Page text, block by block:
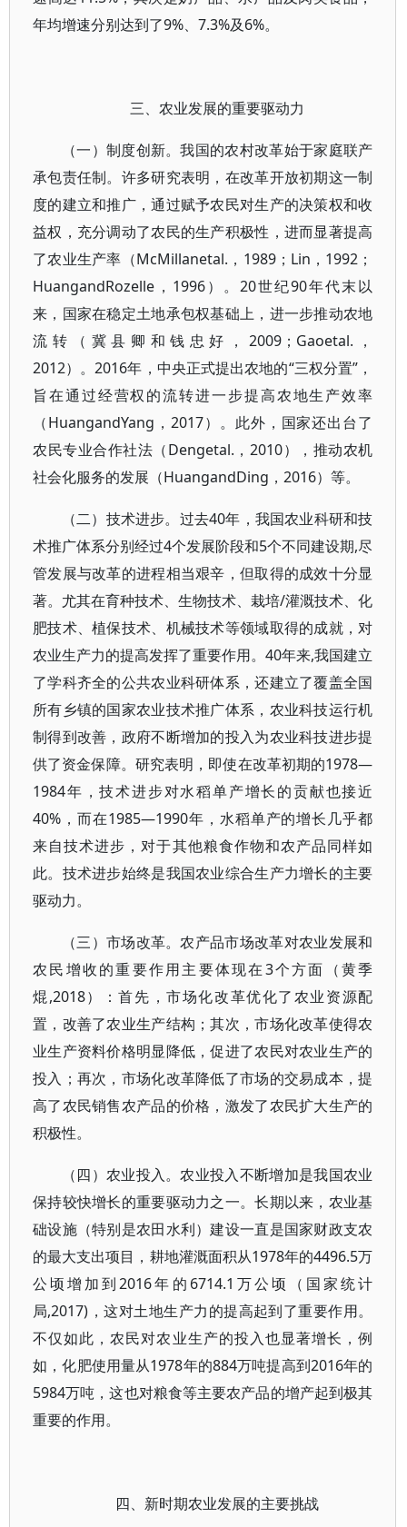
年均增速分别达到了9%、7.3%及6%。
三、农业发展的重要驱动力
（一）制度创新。我国的农村改革始于家庭联产
承包责任制。许多研究表明，在改革开放初期这一制
度的建立和推广，通过赋予农民对生产的决策权和收
益权，充分调动了农民的生产积极性，进而显著提高
了农业生产率（McMillanetal.，1989；Lin，1992；
HuangandRozelle，1996）。20世纪90年代末以
来，国家在稳定土地承包权基础上，进一步推动农地
流转（冀县卿和钱忠好，2009；Gaoetal.，
2012）。2016年，中央正式提出农地的“三权分置”，
旨在通过经营权的流转进一步提高农地生产效率
（HuangandYang，2017）。此外，国家还出台了
农民专业合作社法（Dengetal.，2010），推动农机
社会化服务的发展（HuangandDing，2016）等。
（二）技术进步。过去40年，我国农业科研和技
术推广体系分别经过4个发展阶段和5个不同建设期,尽
管发展与改革的进程相当艰辛，但取得的成效十分显
著。尤其在育种技术、生物技术、栽培/灌溉技术、化
肥技术、植保技术、机械技术等领域取得的成就，对
农业生产力的提高发挥了重要作用。40年来,我国建立
了学科齐全的公共农业科研体系，还建立了覆盖全国
所有乡镇的国家农业技术推广体系，农业科技运行机
制得到改善，政府不断增加的投入为农业科技进步提
供了资金保障。研究表明，即使在改革初期的1978—
1984年，技术进步对水稻单产增长的贡献也接近
40%，而在1985—1990年，水稻单产的增长几乎都
来自技术进步，对于其他粮食作物和农产品同样如
此。技术进步始终是我国农业综合生产力增长的主要
驱动力。
（三）市场改革。农产品市场改革对农业发展和
农民增收的重要作用主要体现在3个方面（黄季
焜,2018）：首先，市场化改革优化了农业资源配
置，改善了农业生产结构；其次，市场化改革使得农
业生产资料价格明显降低，促进了农民对农业生产的
投入；再次，市场化改革降低了市场的交易成本，提
高了农民销售农产品的价格，激发了农民扩大生产的
积极性。
（四）农业投入。农业投入不断增加是我国农业
保持较快增长的重要驱动力之一。长期以来，农业基
础设施（特别是农田水利）建设一直是国家财政支农
的最大支出项目，耕地灌溉面积从1978年的4496.5万
公顷增加到2016年的6714.1万公顷（国家统计
局,2017)，这对土地生产力的提高起到了重要作用。
不仅如此，农民对农业生产的投入也显著增长，例
如，化肥使用量从1978年的884万吨提高到2016年的
5984万吨，这也对粮食等主要农产品的增产起到极其
重要的作用。
四、新时期农业发展的主要挑战